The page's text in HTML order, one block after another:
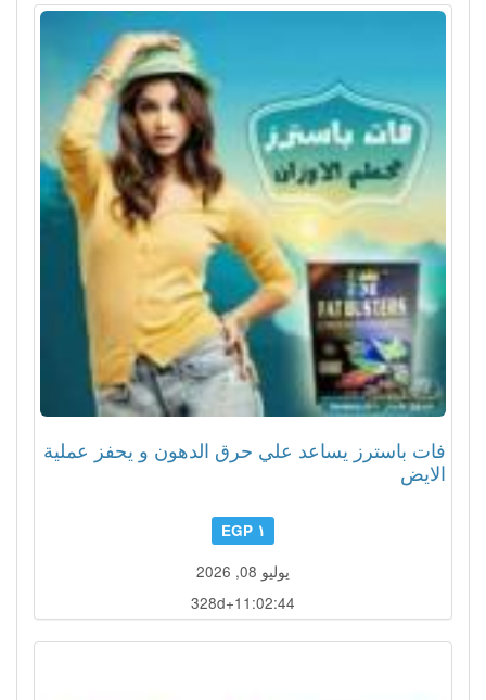
فات باسترز يساعد علي حرق الدهون و يحفز عملية
الايض
١ EGP
يوليو 08, 2026
328d+11:02:41